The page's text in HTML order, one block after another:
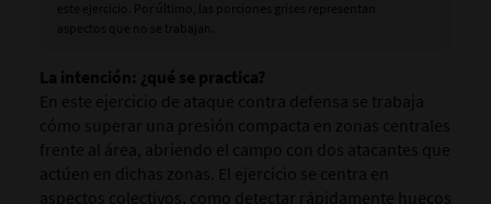
La intención: ¿qué se practica?
En este ejercicio de ataque contra defensa se trabaja
cómo superar una presión compacta en zonas centrales
frente al área, abriendo el campo con dos atacantes que
actúen en dichas zonas. El ejercicio se centra en
aspectos colectivos, como detectar rápidamente huecos